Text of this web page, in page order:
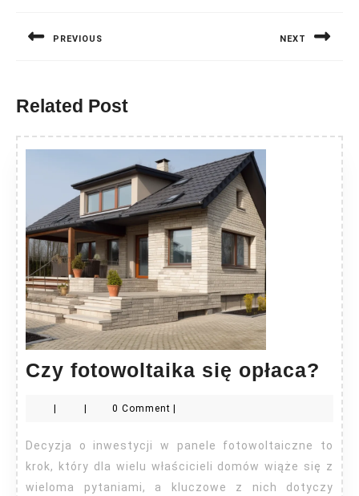
PREVIOUS NEXT
Related Post
Czy fotowoltaika się opłaca? Czy
się
0 Comment
Decyzja o inwestycji w panele fotowoltaiczne to
krok, który dla wielu właścicieli domów wiąże się z
wieloma pytaniami, a kluczowe z nich dotyczy